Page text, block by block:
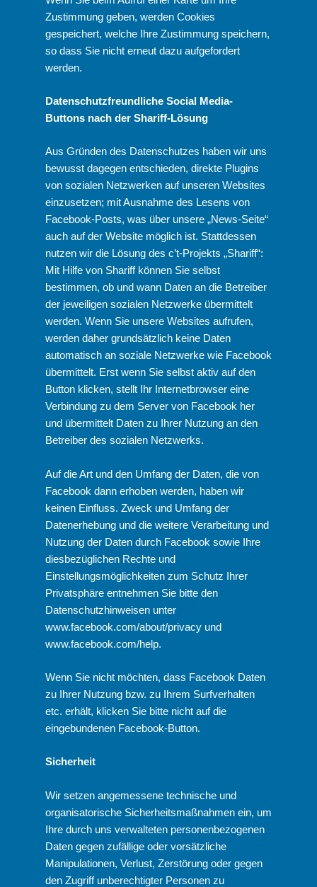
Zustimmung geben, werden Cookies
gespeichert, welche Ihre Zustimmung speichern,
so dass Sie nicht erneut dazu aufgefordert
werden.
Datenschutzfreundliche Social Media-
Buttons nach der Shariff-Lösung
Aus Gründen des Datenschutzes haben wir uns
bewusst dagegen entschieden, direkte Plugins
von sozialen Netzwerken auf unseren Websites
einzusetzen; mit Ausnahme des Lesens von
Facebook-Posts, was über unsere „News-Seite“
auch auf der Website möglich ist. Stattdessen
nutzen wir die Lösung des c’t-Projekts „Shariff“:
Mit Hilfe von Shariff können Sie selbst
bestimmen, ob und wann Daten an die Betreiber
der jeweiligen sozialen Netzwerke übermittelt
werden. Wenn Sie unsere Websites aufrufen,
werden daher grundsätzlich keine Daten
automatisch an soziale Netzwerke wie Facebook
übermittelt. Erst wenn Sie selbst aktiv auf den
Button klicken, stellt Ihr Internetbrowser eine
Verbindung zu dem Server von Facebook her
und übermittelt Daten zu Ihrer Nutzung an den
Betreiber des sozialen Netzwerks.
Auf die Art und den Umfang der Daten, die von
Facebook dann erhoben werden, haben wir
keinen Einfluss. Zweck und Umfang der
Datenerhebung und die weitere Verarbeitung und
Nutzung der Daten durch Facebook sowie Ihre
diesbezüglichen Rechte und
Einstellungsmöglichkeiten zum Schutz Ihrer
Privatsphäre entnehmen Sie bitte den
Datenschutzhinweisen unter
www.facebook.com/about/privacy und
www.facebook.com/help.
Wenn Sie nicht möchten, dass Facebook Daten
zu Ihrer Nutzung bzw. zu Ihrem Surfverhalten
etc. erhält, klicken Sie bitte nicht auf die
eingebundenen Facebook-Button.
Sicherheit
Wir setzen angemessene technische und
organisatorische Sicherheitsmaßnahmen ein, um
Ihre durch uns verwalteten personenbezogenen
Daten gegen zufällige oder vorsätzliche
Manipulationen, Verlust, Zerstörung oder gegen
den Zugriff unberechtigter Personen zu